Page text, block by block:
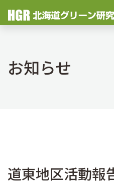
お知らせ
道東地区活動報